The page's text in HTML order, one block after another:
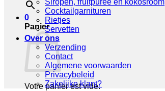
0
Panier
Votre panier est vide.
Siropen, fruitpuree en kokosroom
Cocktailgarnituren
Rietjes
Servetten
Over ons
Verzending
Contact
Algemene voorwaarden
Privacybeleid
Zakelijke klant?